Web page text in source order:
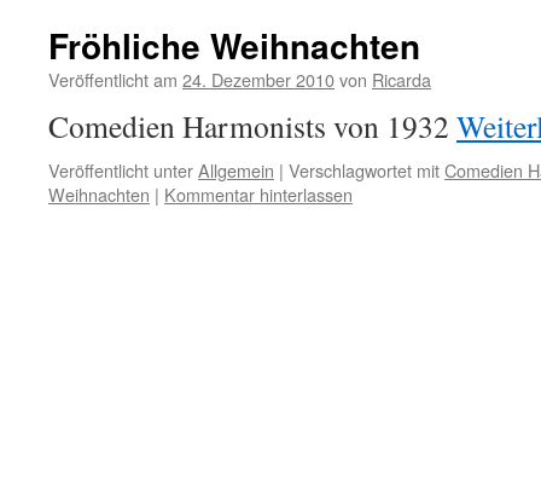
Fröhliche Weihnachten
Veröffentlicht am 24. Dezember 2010von Ricarda
Comedien Harmonists von 1932
Veröffentlicht unterAllgemein | Verschlagwortet mitComedien
Weihnachten | Kommentar hinterlassen